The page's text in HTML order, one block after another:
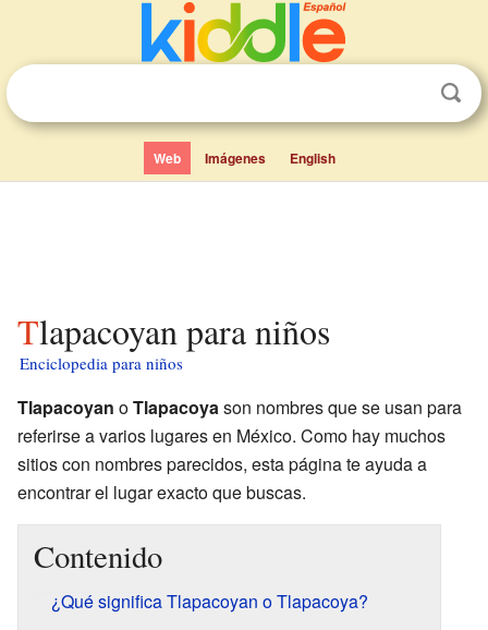
Web Imágenes English
Tlapacoyan para niños
Enciclopedia para niños
Tlapacoyan oTlapacoyason nombres que se usan para
referirse a varios lugares en México. Como hay muchos
sitios con nombres parecidos, esta página te ayuda a
encontrar el lugar exacto que buscas.
Contenido
¿Qué significa Tlapacoyan o Tlapacoya?